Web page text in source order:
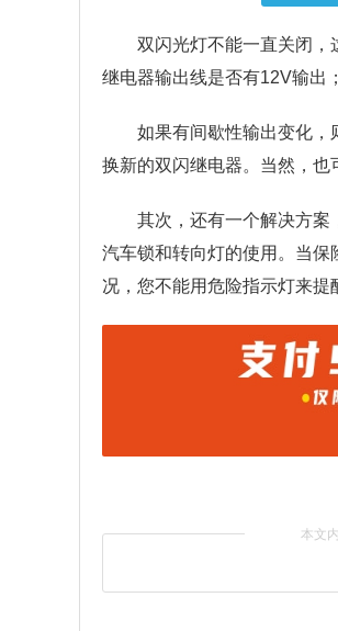
双闪光灯不能一直关闭，
继电器输出线是否有12V输出；
如果有间歇性输出变化，
换新的双闪继电器。当然，也
其次，还有一个解决方案
汽车锁和转向灯的使用。当
况，您不能用危险指示灯来提
本文